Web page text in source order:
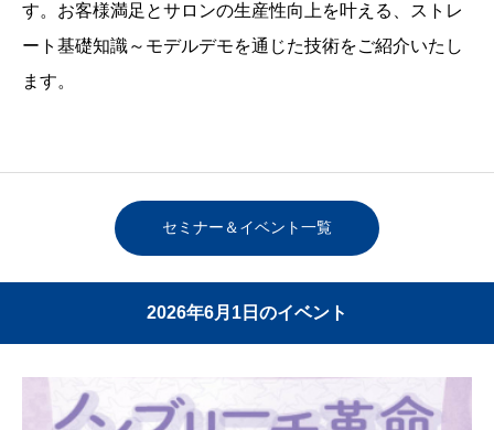
す。お客様満足とサロンの生産性向上を叶える、ストレ
ート基礎知識～モデルデモを通じた技術をご紹介いたし
ます。
セミナー＆イベント一覧
2026年6月1日のイベント